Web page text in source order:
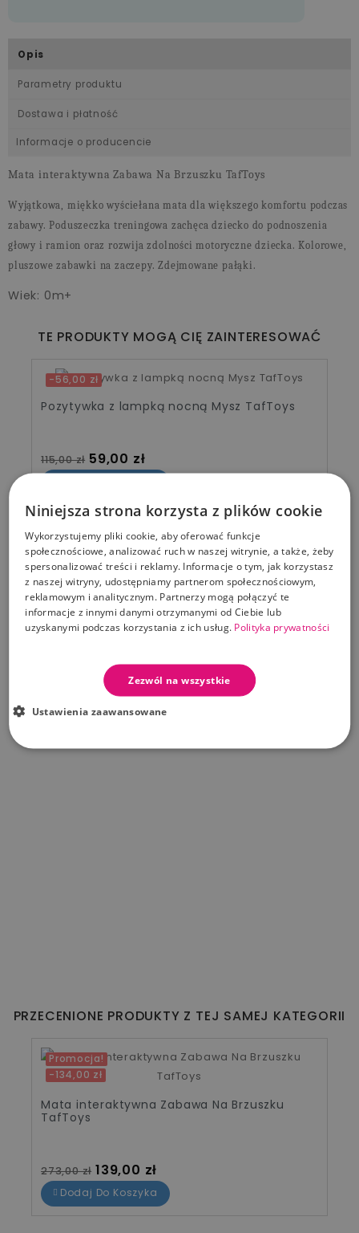
Opis
Parametry produktu
Dostawa i płatność
Informacje o producencie
Mata interaktywna Zabawa Na Brzuszku TafToys
Wyjątkowa, miękko wyściełana mata dla większego komfortu podczas
zabawy. Poduszeczka treningowa zachęca dziecko do podnoszenia
głowy i ramion oraz rozwija zdolności motoryczne dziecka. Kolorowe,
pluszowe zabawki na zaczepy. Zdejmowane pałąki.
Wiek: 0m+
TE PRODUKTY MOGĄ CIĘ ZAINTERESOWAĆ
-56,00 zł
Pozytywka z lampką nocną Mysz TafToys
Cena standardowa
115,00 zł Cena
59,00 zł
PRZECENIONE PRODUKTY OD TEGO PRODUCENTA
-150,00 zł
Karuzelka z przenośnym MP3 TAF TOYS
Cena standardowa
Cena
157,00 zł
Dodaj Do Koszyka
PRZECENIONE PRODUKTY Z TEJ SAMEJ KATEGORII
Promocja!
-134,00 zł
Mata interaktywna Zabawa Na Brzuszku
TafToys
Cena standardowa
273,00 zł Cena
139,00 zł
Dodaj Do Koszyka
Niniejsza strona korzysta z plików cookie
Wykorzystujemy pliki cookie, aby oferować funkcje
społecznościowe, analizować ruch w naszej witrynie, a także, żeby
spersonalizować treści i reklamy. Informacje o tym, jak korzystasz
z naszej witryny, udostępniamy partnerom społecznościowym,
reklamowym i analitycznym. Partnerzy mogą połączyć te
informacje z innymi danymi otrzymanymi od Ciebie lub
uzyskanymi podczas korzystania z ich usług. Polityka prywatności
Zezwól na wszystkie
Ustawienia zaawansowane